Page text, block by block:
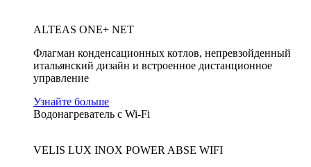
ALTEAS ONE+ NET
Флагман конденсационных котлов, непревзойденный
итальянский дизайн и встроенное дистанционное
управление
Узнайте больше
Водонагреватель с Wi-Fi
VELIS LUX INOX POWER ABSE WIFI